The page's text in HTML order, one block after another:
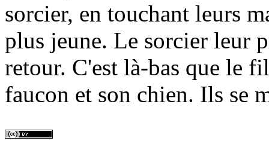
sorcier, en touchant leurs
plus jeune. Le sorcier leur
retour. C'est là-bas que le
faucon et son chien. Ils se